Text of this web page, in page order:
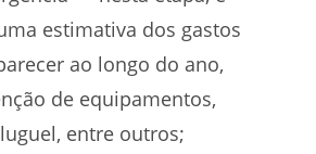
estimativa dos gastos
ao longo do ano,
de equipamentos,
entre outros;